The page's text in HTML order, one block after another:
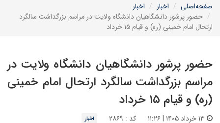
صفحه‌اصلی
اخبار
اخبار
حضور پرشور دانشگاهیان دانشگاه ولایت در مراسم بزرگداشت سالگرد
ارتحال امام خمینی (ره) و قیام ۱۵ خرداد
حضور پرشور دانشگاهیان دانشگاه ولایت در
مراسم بزرگداشت سالگرد ارتحال امام خمینی
(ره) و قیام ۱۵ خرداد
کد : ۲۸۶۹ اخبار